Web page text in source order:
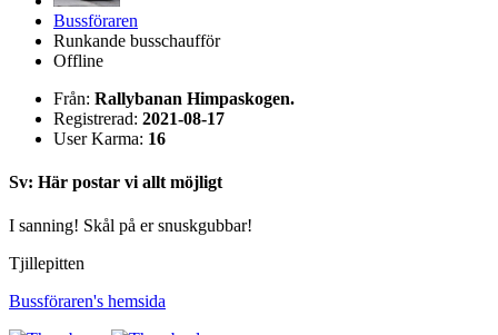
Bussföraren
Runkande busschaufför
Offline
Från: Rallybanan Himpaskogen.
Registrerad: 2021-08-17
User Karma: 16
Sv: Här postar vi allt möjligt
I sanning! Skål på er snuskgubbar!
Tjillepitten
Bussföraren's hemsida